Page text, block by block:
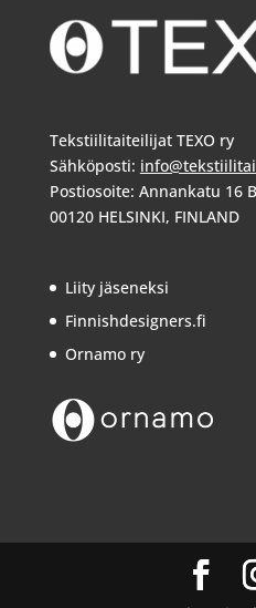
Tekstiilitaiteilijat TEXO ry
Sähköposti:
Postiosoite: Annankatu 16
00120 HELSINKI, FINLAND
Liity jäseneksi
Finnishdesigners.fi
Ornamo ry